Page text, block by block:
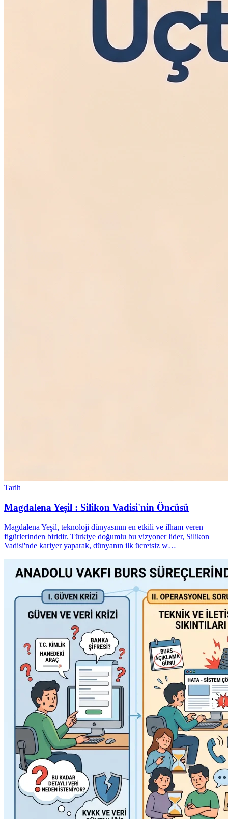
Tarih
Magdalena Yeşil : Silikon Vadisi'nin Öncüsü
Magdalena Yeşil, teknoloji dünyasının en etkili ve ilham veren
figürlerinden biridir. Türkiye doğumlu bu vizyoner lider, Silikon
Vadisi'nde kariyer yaparak, dünyanın ilk ücretsiz w…